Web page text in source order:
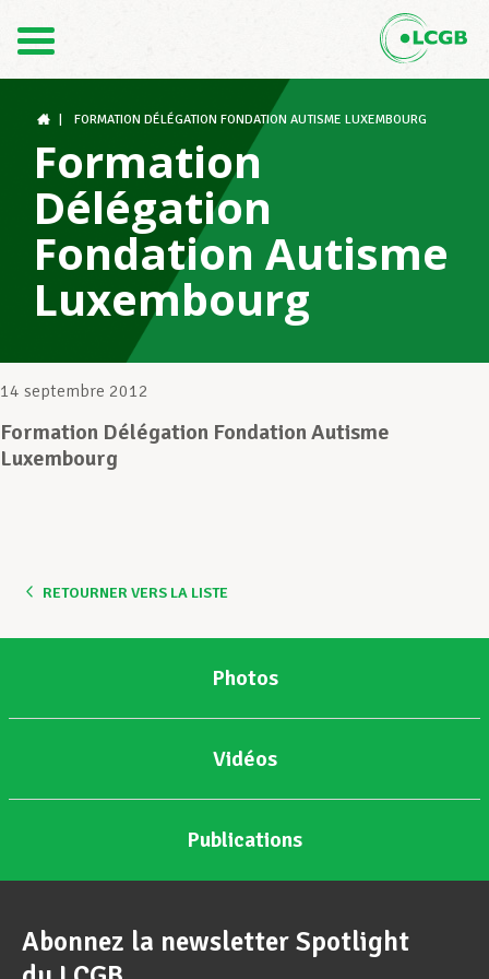
DE
Le LCGB
Structures syndicales
Assistance au Travail
Vos droits
Devenir Membre
Actualités
FORMATION DÉLÉGATION FONDATION AUTISME LUXEMBOURG
Formation
Délégation
Fondation Autisme
Luxembourg
14 septembre 2012
Formation Délégation Fondation Autisme
Luxembourg
RETOURNER VERS LA LISTE
Photos
Vidéos
Publications
Abonnez la newsletter Spotlight